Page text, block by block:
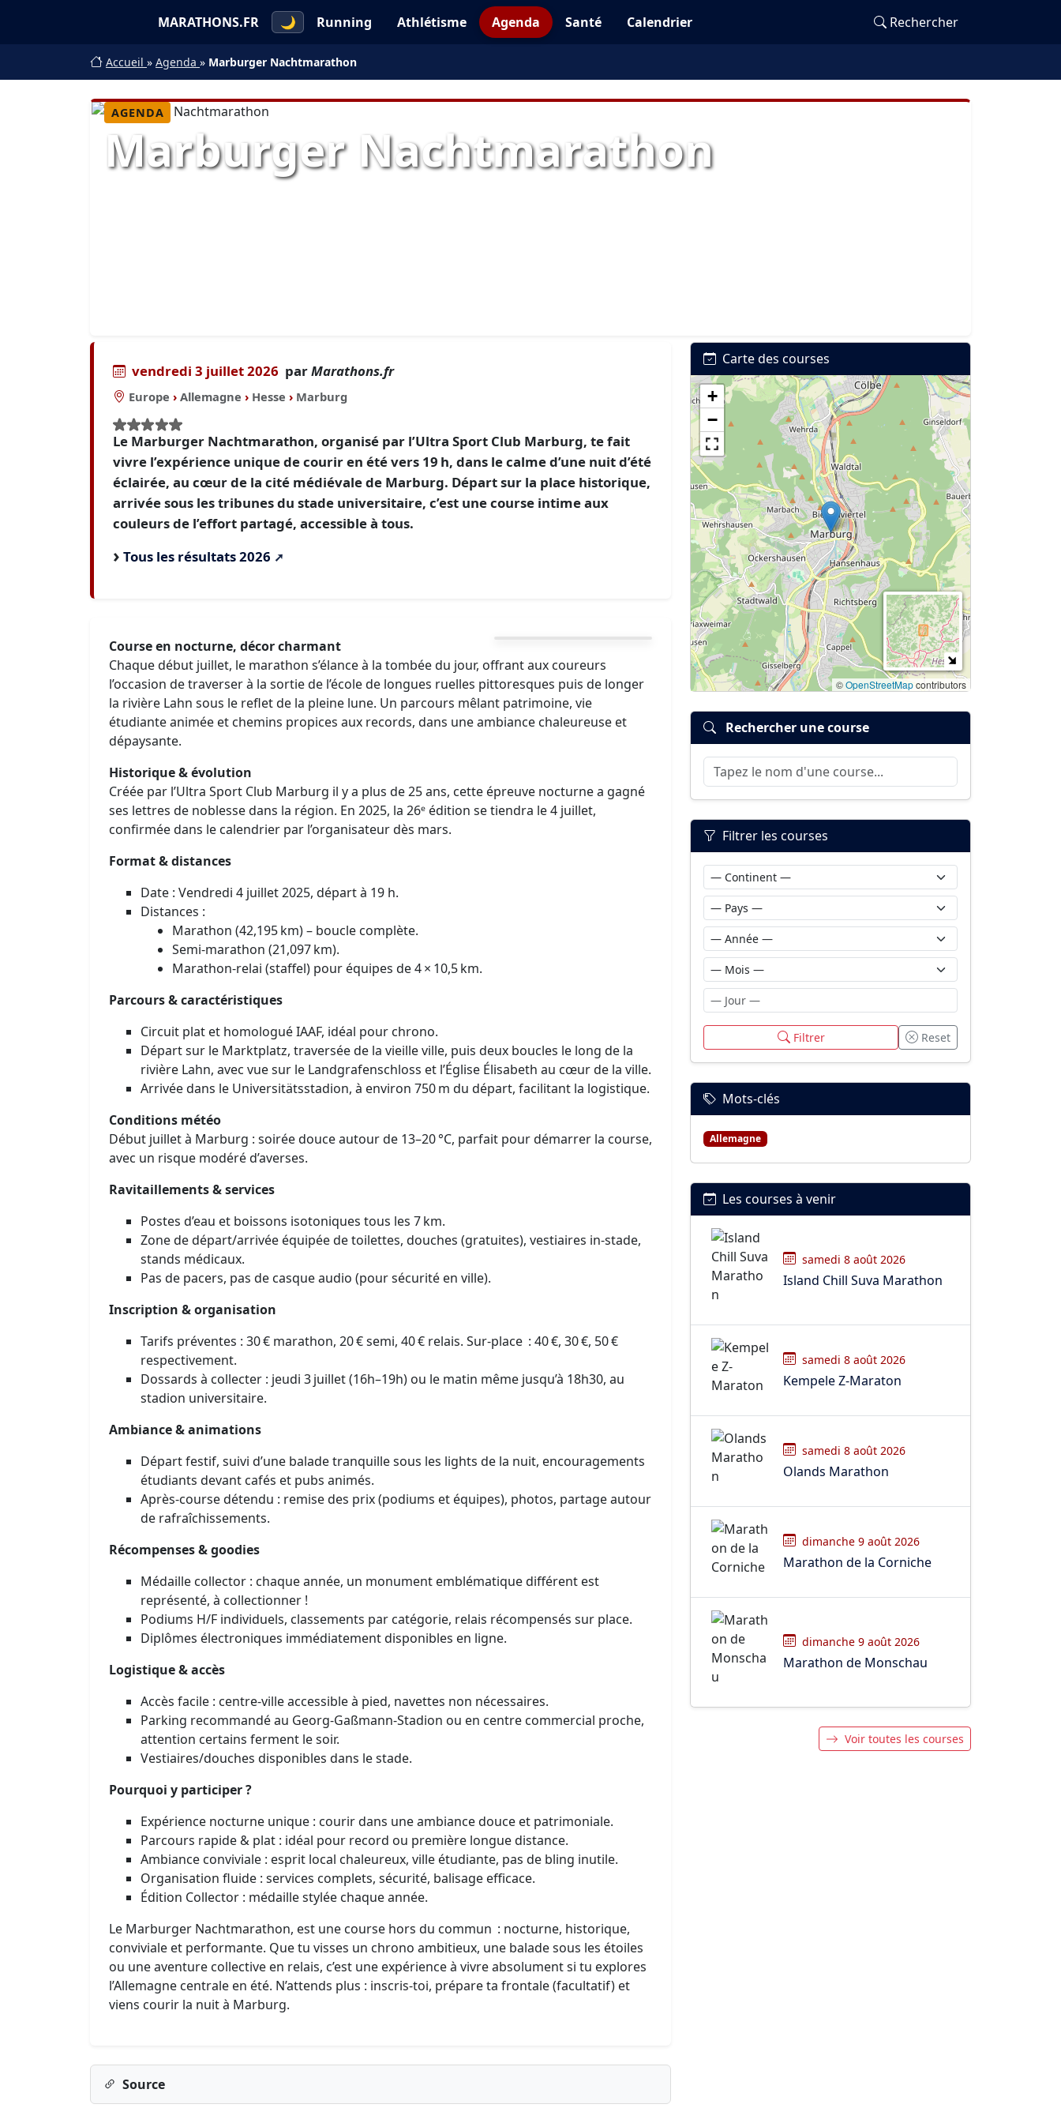
MARATHONS.FR 🌙 Running Athlétisme Agenda Santé Calendrier Rechercher
Accueil » Agenda » Marburger Nachtmarathon
AGENDA
Marburger Nachtmarathon
vendredi 3 juillet 2026 parMarathons.fr
Europe › Allemagne › Hesse › Marburg
Le Marburger Nachtmarathon, organisé par l’Ultra Sport Club Marburg, te fait
vivre l’expérience unique de courir en été vers 19 h, dans le calme d’une nuit d’été
éclairée, au cœur de la cité médiévale de Marburg. Départ sur la place historique,
arrivée sous les tribunes du stade universitaire, c’est une course intime aux
couleurs de l’effort partagé, accessible à tous.
Tous les résultats 2026
Course en nocturne, décor charmant
Chaque début juillet, le marathon s’élance à la tombée du jour, offrant aux coureurs
l’occasion de traverser à la sortie de l’école de longues ruelles pittoresques puis de longer
la rivière Lahn sous le reflet de la pleine lune. Un parcours mêlant patrimoine, vie
étudiante animée et chemins propices aux records, dans une ambiance chaleureuse et
dépaysante.
Historique & évolution
Créée par l’Ultra Sport Club Marburg il y a plus de 25 ans, cette épreuve nocturne a gagné
ses lettres de noblesse dans la région. En 2025, la 26ᵉ édition se tiendra le 4 juillet,
confirmée dans le calendrier par l’organisateur dès mars.
Format & distances
Date : Vendredi 4 juillet 2025, départ à 19 h.
Distances :
Marathon (42,195 km) – boucle complète.
Semi‑marathon (21,097 km).
Marathon‑relai (staffel) pour équipes de 4 × 10,5 km.
Parcours & caractéristiques
Circuit plat et homologué IAAF, idéal pour chrono.
Départ sur le Marktplatz, traversée de la vieille ville, puis deux boucles le long de la
rivière Lahn, avec vue sur le Landgrafenschloss et l’Église Élisabeth au cœur de la ville.
Arrivée dans le Universitätsstadion, à environ 750 m du départ, facilitant la logistique.
Conditions météo
Début juillet à Marburg : soirée douce autour de 13–20 °C, parfait pour démarrer la course,
avec un risque modéré d’averses.
Ravitaillements & services
Postes d’eau et boissons isotoniques tous les 7 km.
Zone de départ/arrivée équipée de toilettes, douches (gratuites), vestiaires in-stade,
stands médicaux.
Pas de pacers, pas de casque audio (pour sécurité en ville).
Inscription & organisation
Tarifs préventes : 30 € marathon, 20 € semi, 40 € relais. Sur-place : 40 €, 30 €, 50 €
respectivement.
Dossards à collecter : jeudi 3 juillet (16h–19h) ou le matin même jusqu’à 18h30, au
stadion universitaire.
Ambiance & animations
Départ festif, suivi d’une balade tranquille sous les lights de la nuit, encouragements
étudiants devant cafés et pubs animés.
Après-course détendu : remise des prix (podiums et équipes), photos, partage autour
de rafraîchissements.
Récompenses & goodies
Médaille collector : chaque année, un monument emblématique différent est
représenté, à collectionner !
Podiums H/F individuels, classements par catégorie, relais récompensés sur place.
Diplômes électroniques immédiatement disponibles en ligne.
Logistique & accès
Accès facile : centre-ville accessible à pied, navettes non nécessaires.
Parking recommandé au Georg-Gaßmann-Stadion ou en centre commercial proche,
attention certains ferment le soir.
Vestiaires/douches disponibles dans le stade.
Pourquoi y participer ?
Expérience nocturne unique : courir dans une ambiance douce et patrimoniale.
Parcours rapide & plat : idéal pour record ou première longue distance.
Ambiance conviviale : esprit local chaleureux, ville étudiante, pas de bling inutile.
Organisation fluide : services complets, sécurité, balisage efficace.
Édition Collector : médaille stylée chaque année.
Le Marburger Nachtmarathon, est une course hors du commun : nocturne, historique,
conviviale et performante. Que tu visses un chrono ambitieux, une balade sous les étoiles
ou une aventure collective en relais, c’est une expérience à vivre absolument si tu explores
l’Allemagne centrale en été. N’attends plus : inscris-toi, prépare ta frontale (facultatif) et
viens courir la nuit à Marburg.
Source
Carte des courses
+
−
©OpenStreetMapcontributors
Rechercher une course
Filtrer les courses
Filtrer Reset
Mots-clés
Allemagne
Les courses à venir
samedi 8 août 2026
Island Chill Suva Marathon
samedi 8 août 2026
Kempele Z-Maraton
samedi 8 août 2026
Olands Marathon
dimanche 9 août 2026
Marathon de la Corniche
dimanche 9 août 2026
Marathon de Monschau
Voir toutes les courses